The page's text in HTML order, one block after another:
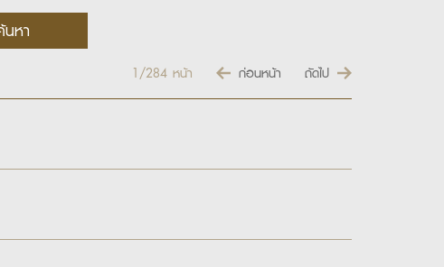
1/284 หน้า ก่อนหน้า ถัดไป